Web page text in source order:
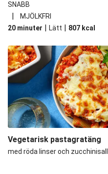
SNABB
|
MJÖLKFRI
20 minuter | Lätt | 807 kcal
Vegetarisk pastagratäng
med röda linser och